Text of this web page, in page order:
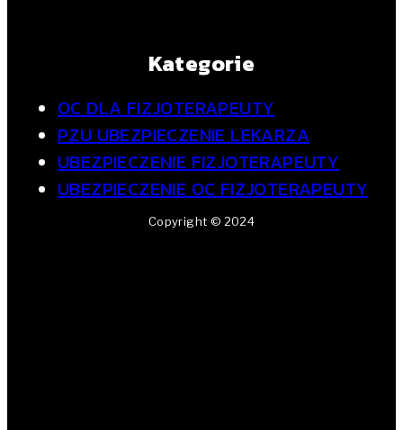
Kategorie
OC DLA FIZJOTERAPEUTY
PZU UBEZPIECZENIE LEKARZA
UBEZPIECZENIE FIZJOTERAPEUTY
UBEZPIECZENIE OC FIZJOTERAPEUTY
Copyright © 2024